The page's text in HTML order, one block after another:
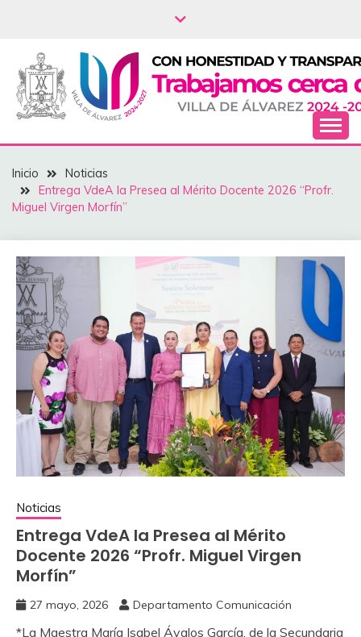
NOTICIAS – VILLA
DEL ÁLVAREZ
Inicio
Noticias
‎Entrega VdeA la Presea al Mérito Docente ‎2026 “Profr.
Miguel Virgen Morfín”
Noticias
‎Entrega VdeA la Presea al Mérito
Docente ‎2026 “Profr. Miguel Virgen
Morfín”
27 mayo, 2026 Departamento Comunicación
‎*La Maestra María Isabel Ávalos García, de la Secundaria